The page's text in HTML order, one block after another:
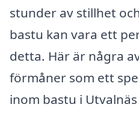
stunder av stillhet
bastu kan vara ett
detta. Här är några
förmåner som ett
inom bastu i